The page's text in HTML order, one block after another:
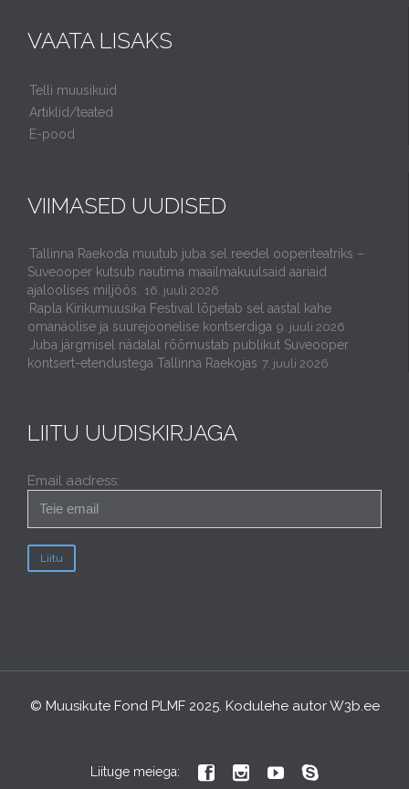
VAATA LISAKS
Telli muusikuid
Artiklid/teated
E-pood
VIIMASED UUDISED
Tallinna Raekoda muutub juba sel reedel ooperiteatriks –
Suveooper kutsub nautima maailmakuulsaid aariaid
ajaloolises miljöös.
16. juuli 2026
Rapla Kirikumuusika Festival lõpetab sel aastal kahe
omanäolise ja suurejoonelise kontserdiga 9. juuli 2026
Juba järgmisel nädalal rõõmustab publikut Suveooper
kontsert-etendustega Tallinna Raekojas 7. juuli 2026
LIITU UUDISKIRJAGA
Email aadress:
© Muusikute Fond PLMF 2025. Kodulehe autorW3b.ee
Liituge meiega:    